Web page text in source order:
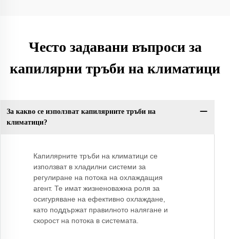
Често задавани въпроси за
капилярни тръби на климатици
За какво се използват капилярните тръби на
климатици?
Капилярните тръби на климатици се
използват в хладилни системи за
регулиране на потока на охлаждащия
агент. Те имат жизненоважна роля за
осигуряване на ефективно охлаждане,
като поддържат правилното налягане и
скорост на потока в системата.